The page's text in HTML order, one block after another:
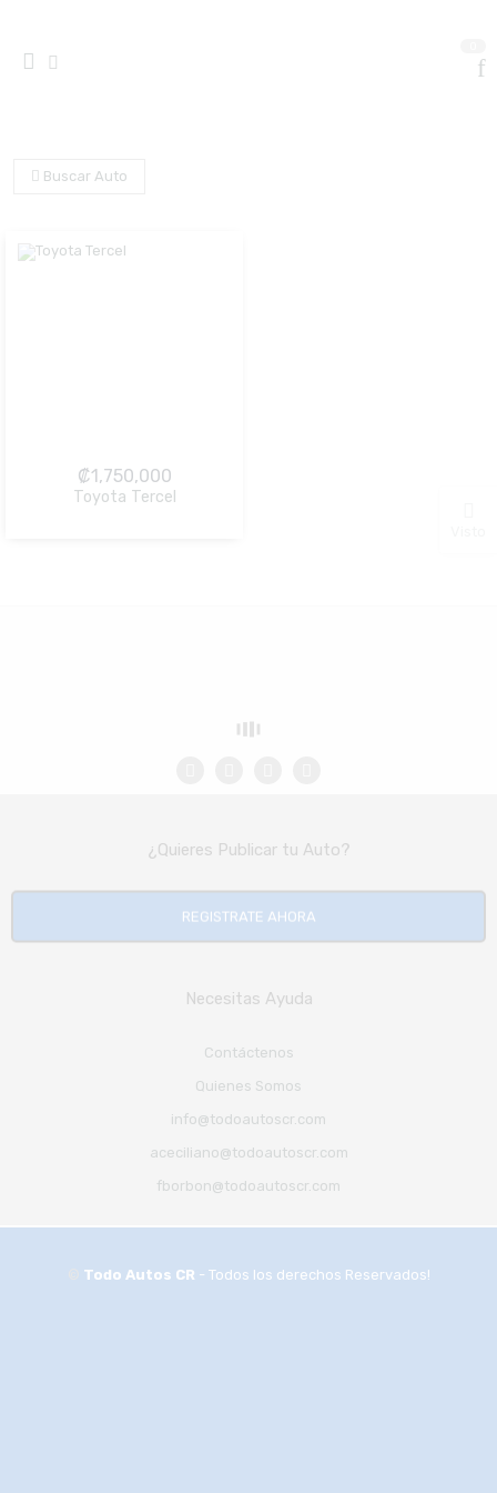
Buscar Auto
₡1,750,000
Toyota Tercel
¿Quieres Publicar tu Auto?
REGISTRATE AHORA
Necesitas Ayuda
Contáctenos
Quienes Somos
info@todoautoscr.com
aceciliano@todoautoscr.com
fborbon@todoautoscr.com
Todo Autos CR - Todos los derechos Reservados!